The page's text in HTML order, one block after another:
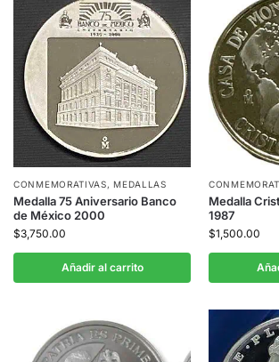
CONMEMORATIVAS,MEDALLAS
Medalla 75 Aniversario Banco
de México 2000
$3,750.00
Añadir al carrito
Medalla
1987
$1,500.00